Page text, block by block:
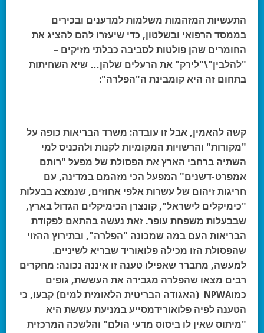
התעשיות המזהמות משלמות למדענים ובכירים
בממסד הרפואי ובשלטון, כדי שיעזרו להם להציג את
החומרים שהן פולטות לסביבה כבלתי מזיקים –
"להלבין"\"לירק" את הרעלים שלהן… שיא השחיתות
בתחום זה היא קומבינת ה"הפלרה":
קשה להאמין, אבל זו עובדה: משרד הבריאות כופה על
"מקורות" והרשויות המקומיות לקנות ולהכניס למי
השתיה ברחבי הארץ את הפסולת של מפעל "רותם
אמפרט-דשנים" המפעל הכי מזהמם במדינה, עם
חריגות זיהום של עשרות אלפי אחוזים, שנמצא בבעלות
"כימיקלים לישראל", קונצרן הכימיקלים הגדול בארץ,
שבבעלות משפחת עופר. זאת נעשה בהתאם לפקודת
הבריאות העם במה שמכונה "הפלרה", ובתירוץ ההזוי
שהפסולת הזו מכילה פלואוריד שבריא לשיניים.
למעשה, מתברר שאפילו טענה זו איננה נכונה: מחקרים
רבים מצאו שהפלרה מגבירה את העששת, גופים
כמוNPWA (האגודה הבריטית הלאומית למים) קבעו, כי
הטענה לפיה פלואורידמסייע במניעת עששת היא
"מיתוס שאין לו ביסוס מדעי הולם" והלשכה המרכזית